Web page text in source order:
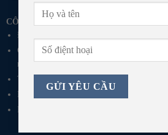
CÔNG TY TNHH TÍN THANH PHÚ YÊN
Địa Chỉ: QL1A, Thôn Phú Vang, Phường
GPKD số 4201179523-003 do Sở Kế
ngày 09/03/2021
Tel: 0257 222 7777
Email: p.mar@hyundai-phuyen.vn
Fanpage: